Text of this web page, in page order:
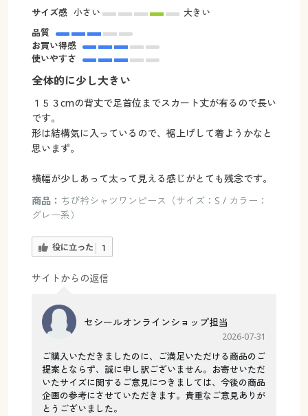
サイズ感 小さい
大きい
品質
お買い得感
使いやすさ
全体的に少し大きい
１５３cmの背丈で足首位までスカート丈が有るので長い
です。
形は結構気に入っているので、裾上げして着ようかなと
思いまず。
横幅が少しあって太って見える感じがとても残念です。
商品： ちび衿シャツワンピース（サイズ：S / カラー：
グレー系）
役に立った 1
サイトからの返信
セシールオンラインショップ担当
2026-07-31
ご購入いただきましたのに、ご満足いただける商品のご
提案とならず、誠に申し訳ございません。お寄せいただ
いたサイズに関するご意見につきましては、今後の商品
企画の参考にさせていただきます。貴重なご意見ありが
とうございました。